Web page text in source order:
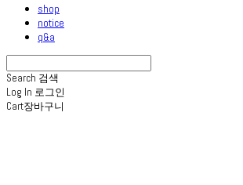
shop
notice
q&a
Search 검색
Log In 로그인
Cart장바구니